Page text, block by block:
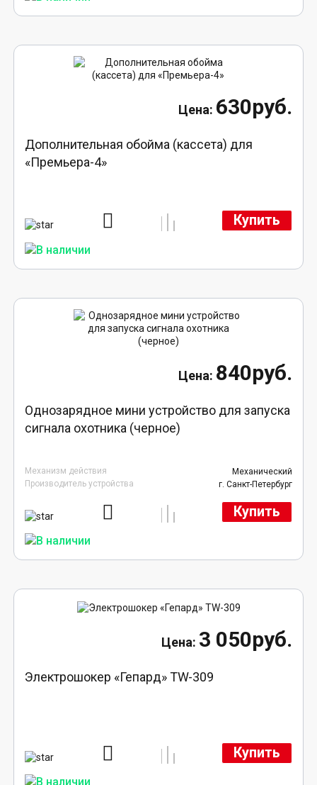
630руб.
Дополнительная обойма (кассета) для
«Премьера-4»
Купить
840руб.
Однозарядное мини устройство для запуска
сигнала охотника (черное)
Механизм действия
Механический
Производитель устройства
г. Санкт-Петербург
Купить
3 050руб.
Электрошокер «Гепард» TW-309
Купить